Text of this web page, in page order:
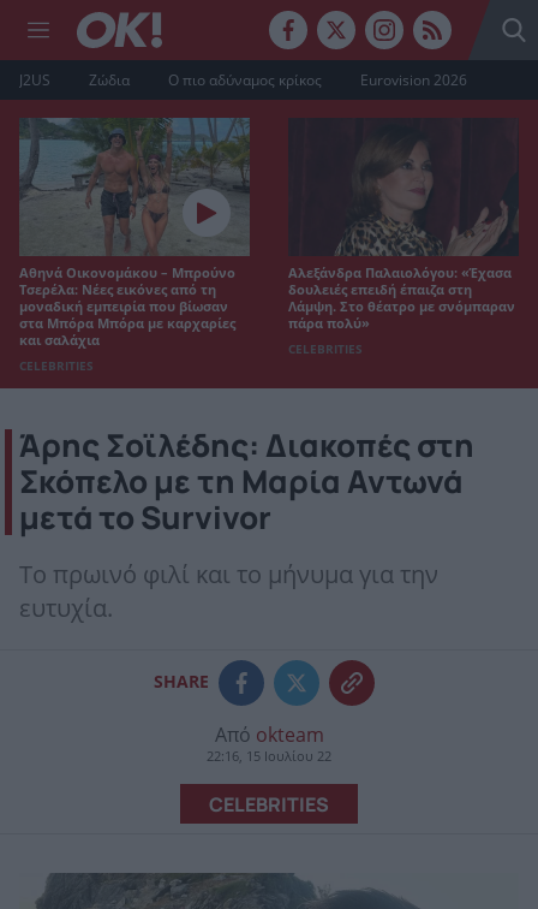
J2US Ζώδια Ο πιο αδύναμος κρίκος Eurovision 2026
Αθηνά Οικονομάκου – Μπρούνο
Τσερέλα: Νέες εικόνες από τη
μοναδική εμπειρία που βίωσαν
στα Μπόρα Μπόρα με καρχαρίες
και σαλάχια
CELEBRITIES
Αλεξάνδρα Παλαιολόγου: «Έχασα
δουλειές επειδή έπαιζα στη
Λάμψη. Στο θέατρο με σνόμπαραν
πάρα πολύ»
CELEBRITIES
Άρης Σοϊλέδης: Διακοπές στη
Σκόπελο με τη Μαρία Αντωνά
μετά το Survivor
Το πρωινό φιλί και το μήνυμα για την
ευτυχία.
SHARE
Από okteam
22:16, 15 Ιουλίου 22
CELEBRITIES